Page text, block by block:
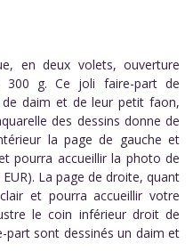
en deux volets, ouverture
300 g. Ce joli faire-part de
daim et de leur petit faon,
des dessins donne de
la page de gauche et
pourra accueillir la photo de
La page de droite, quant
et pourra accueillir votre
le coin inférieur droit de
part sont dessinés un daim et